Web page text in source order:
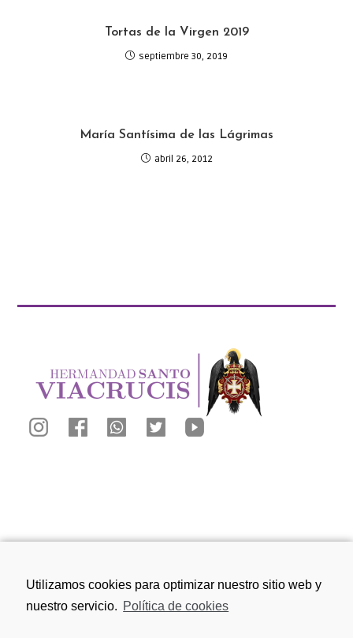
Utilizamos cookies para optimizar nuestro sitio web y
nuestro servicio. Política de cookies
Tortas de la Virgen 2019
septiembre 30, 2019
María Santísima de las Lágrimas
abril 26, 2012
Granada